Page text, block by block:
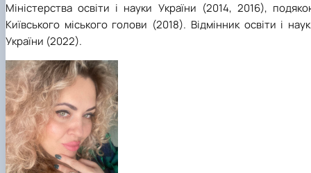
Міністерства освіти і науки України (2014, 2016),
Київського міського голови (2018). Відмінник освіти і
України (2022).